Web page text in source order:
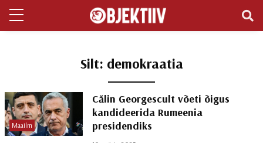
Silt: demokraatia
Maailm
Călin Georgescult võeti õigus
kandideerida Rumeenia
presidendiks